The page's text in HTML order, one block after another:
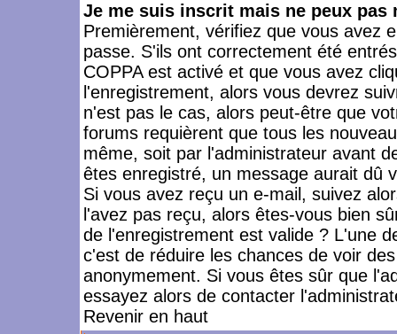
Je me suis inscrit mais ne peux pas
Premièrement, vérifiez que vous avez
passe. S'ils ont correctement été
COPPA est activé et que vous avez
l'enregistrement, alors vous devrez
n'est pas le cas, alors peut-être que
forums requièrent que tous les
même, soit par l'administrateur avant
êtes enregistré, un message aurait dû
Si vous avez reçu un e-mail, suivez
l'avez pas reçu, alors êtes-vous bien
de l'enregistrement est valide ? L'une
c'est de réduire les chances de voir
anonymement. Si vous êtes sûr que
essayez alors de contacter
Revenir en haut